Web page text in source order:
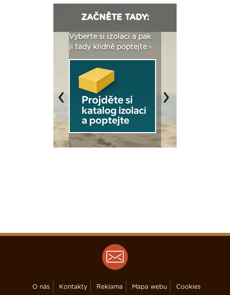
ZAČNĚTE TADY:
Vyberte si izolaci a pak
ji tady klidně poptejte ›
Previous Next
O nás Kontakty Reklama Mapa webu Cookies